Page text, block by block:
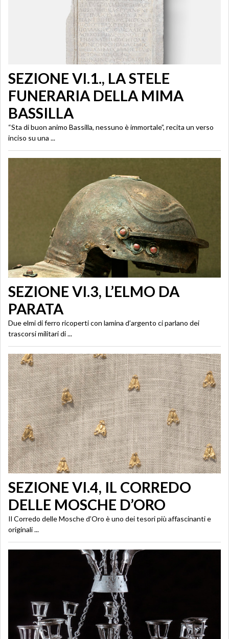
SEZIONE VI.1., LA STELE
FUNERARIA DELLA MIMA
BASSILLA
“Sta di buon animo Bassilla, nessuno è immortale”, recita un verso
inciso su una ...
SEZIONE VI.3, L’ELMO DA
PARATA
Due elmi di ferro ricoperti con lamina d’argento ci parlano dei
trascorsi militari di ...
SEZIONE VI.4, IL CORREDO
DELLE MOSCHE D’ORO
Il Corredo delle Mosche d’Oro è uno dei tesori più affascinanti e
originali ...